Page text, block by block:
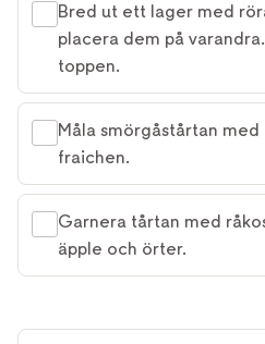
Bred ut ett lager med
placera dem på
toppen.
Måla smörgåstårtan
fraichen.
Garnera tårtan med
äpple och örter.